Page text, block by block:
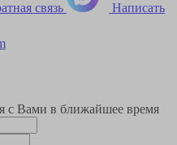
связь Написать
с Вами в ближайшее время